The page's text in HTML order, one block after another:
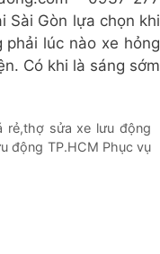
Sài Gòn lựa chọn khi
lúc nào xe hỏng
Có khi là sáng sớm
rẻ,thợ sửa xe lưu động
động TP.HCM Phục vụ